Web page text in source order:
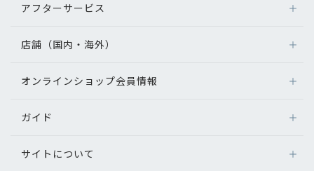
目のまめちしき
メガネ
サングラス
補聴器
グッズ・小物
アフターサービス
アフターサービス
メガネの不具合、修理について
補聴器に関するアフターサービス
店舗（国内・海外）
店舗検索
オンラインショップ会員情報
ログイン
ガイド
オンラインショップご利用ガイド
サイトについて